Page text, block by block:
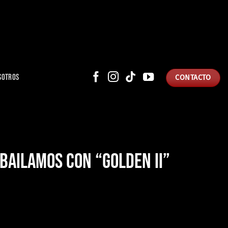
CONTACTO
CON “GOLDEN II”